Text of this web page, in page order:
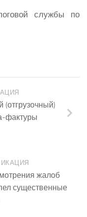
службы по
фактуры
жалоб
существенные